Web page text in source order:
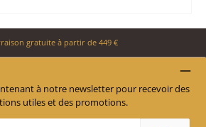
gratuite à partir de 449 €
à notre newsletter pour recevoir des
utiles et des promotions.